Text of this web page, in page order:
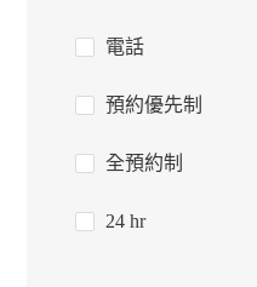
電話
預約優先制
全預約制
24 hr